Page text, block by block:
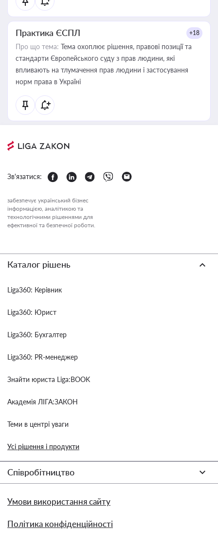
Практика ЄСПЛ +18
Про що тема: Тема охоплює рішення, правові позиції та
стандарти Європейського суду з прав людини, які
впливають на тлумачення прав людини і застосування
норм права в Україні
Зв'язатися:
забезпечує український бізнес
інформацією, аналітикою та
технологічними рішеннями для
ефективної та безпечної роботи.
Каталог рішень
Liga360: Керівник
Liga360: Юрист
Liga360: Бухгалтер
Liga360: PR-менеджер
Знайти юриста Liga:BOOK
Академія ЛІГА:ЗАКОН
Теми в центрі уваги
Усі рішення і продукти
Співробітництво
Умови використання сайту
Політика конфіденційності